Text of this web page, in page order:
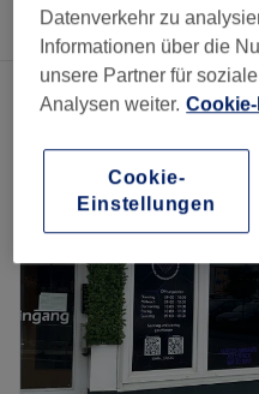
Sortieren nach
Datenverkehr zu
Informationen über die
unsere Partner für
Analysen weiter.
Cookie-
Einstellungen